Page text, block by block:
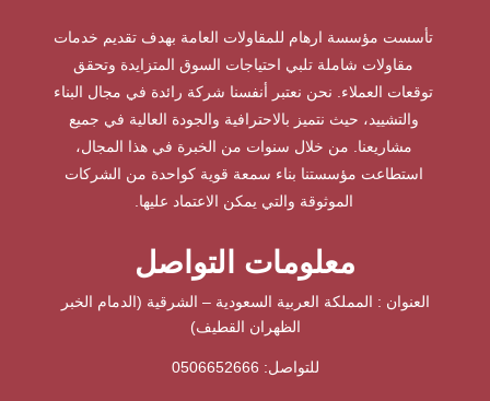
تأسست مؤسسة ارهام للمقاولات العامة بهدف تقديم خدمات
مقاولات شاملة تلبي احتياجات السوق المتزايدة وتحقق
توقعات العملاء. نحن نعتبر أنفسنا شركة رائدة في مجال البناء
والتشييد، حيث نتميز بالاحترافية والجودة العالية في جميع
مشاريعنا. من خلال سنوات من الخبرة في هذا المجال،
استطاعت مؤسستنا بناء سمعة قوية كواحدة من الشركات
الموثوقة والتي يمكن الاعتماد عليها.
معلومات التواصل
العنوان : المملكة العربية السعودية – الشرقية (الدمام الخبر
الظهران القطيف)
للتواصل: ⁦ 0506652666